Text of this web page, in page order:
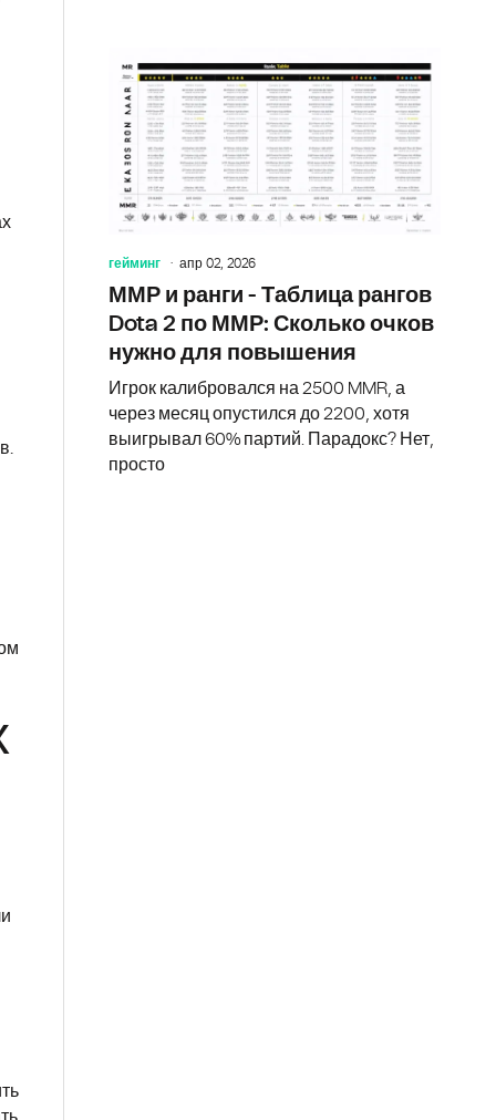
гейминг апр 02, 2026
ММР и ранги - Таблица рангов
Dota 2 по ММР: Сколько очков
нужно для повышения
Игрок калибровался на 2500 MMR, а
через месяц опустился до 2200, хотя
выигрывал 60% партий. Парадокс? Нет,
просто